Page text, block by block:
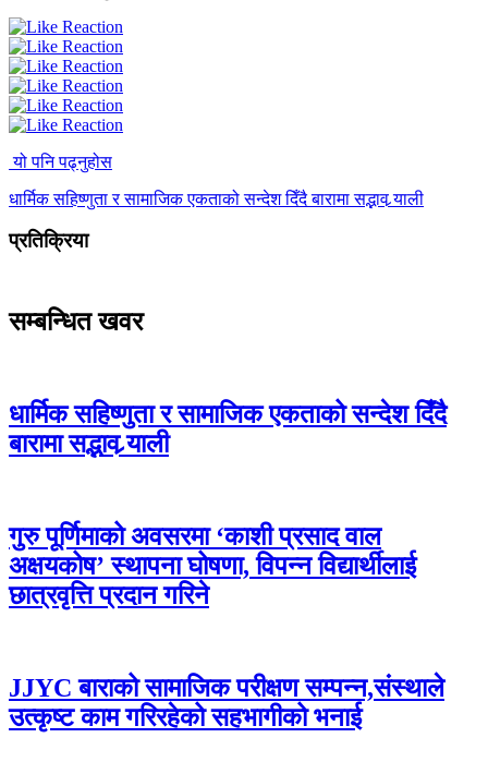
यो पनि पढ्नुहोस
धार्मिक सहिष्णुता र सामाजिक एकताको सन्देश दिँदै बारामा सद्भाव र्‍याली
प्रतिक्रिया
सम्बन्धित खवर
धार्मिक सहिष्णुता र सामाजिक एकताको सन्देश दिँदै
बारामा सद्भाव र्‍याली
गुरु पूर्णिमाको अवसरमा ‘काशी प्रसाद वाल
अक्षयकोष’ स्थापना घोषणा, विपन्न विद्यार्थीलाई
छात्रवृत्ति प्रदान गरिने
JJYC बाराको सामाजिक परीक्षण सम्पन्न,संस्थाले
उत्कृष्ट काम गरिरहेको सहभागीको भनाई